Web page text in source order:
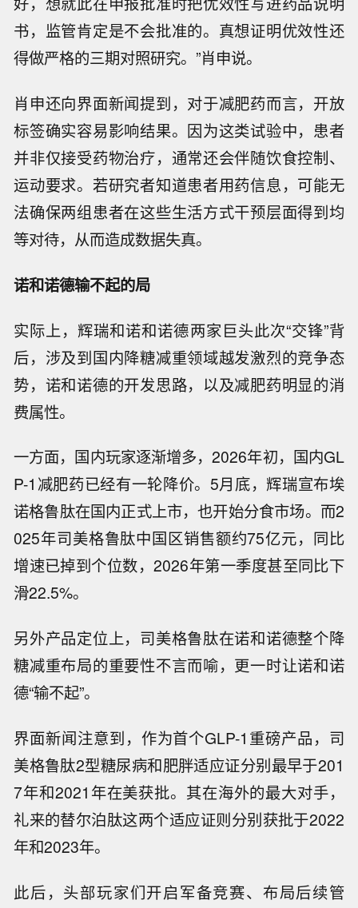
证性研究，小规模的二期临床便于做各种探索尝
试，药企对试验设计有很大的自主性。除非影响
到受试者安全，监管不会做太多干预。研究设计
的风险也由企业自己承担。
“但若做一个二期头对头研究说自己产品比竞品
好，想就此在申报批准时把优效性写进药品说明
书，监管肯定是不会批准的。真想证明优效性还
得做严格的三期对照研究。”肖申说。
标签确实容易影响结果。因为这类试验中，患者
并非仅接受药物治疗，通常还会伴随饮食控制、
运动要求。若研究者知道患者用药信息，可能无
法确保两组患者在这些生活方式干预层面得到均
等对待，从而造成数据失真。
诺和诺德输不起的局
实际上，辉瑞和诺和诺德两家巨头此次“交锋”背
后，涉及到国内降糖减重领域越发激烈的竞争态
势，诺和诺德的开发思路，以及减肥药明显的消
费属性。
P-1减肥药已经有一轮降价。5月底，辉瑞宣布埃
诺格鲁肽在国内正式上市，也开始分食市场。而2
025年司美格鲁肽中国区销售额约75亿元，同比
增速已掉到个位数，2026年第一季度甚至同比下
滑22.5%。
另外产品定位上，司美格鲁肽在诺和诺德整个降
糖减重布局的重要性不言而喻，更一时让诺和诺
德“输不起”。
界面新闻注意到，作为首个GLP-1重磅产品，司